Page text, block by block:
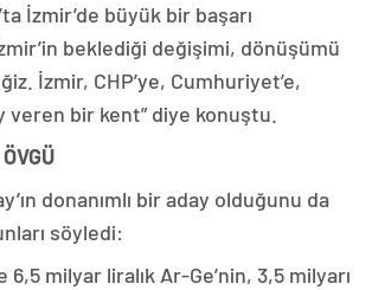
İzmir’de büyük bir başarı
beklediği değişimi, dönüşümü
İzmir, CHP’ye, Cumhuriyet’e,
veren bir kent” diye konuştu.
donanımlı bir aday olduğunu da
söyledi:
6,5 milyar liralık Ar-Ge’nin, 3,5 milyarı